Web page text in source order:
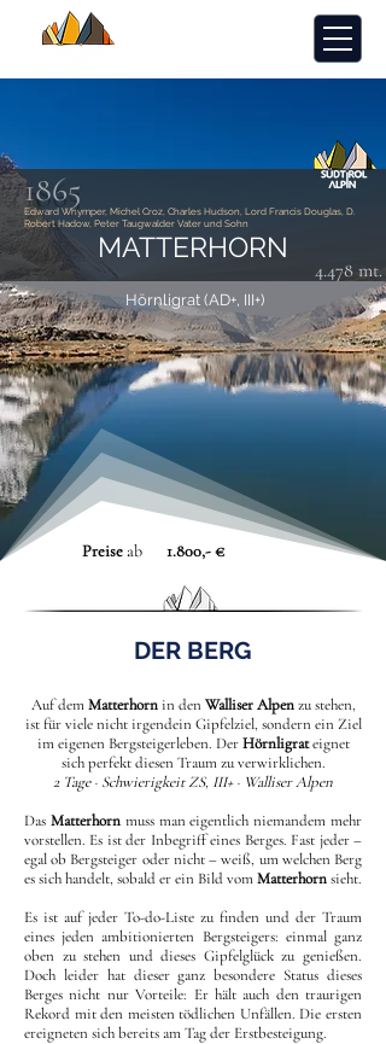
Edward Whymper, Michel Croz, Charles Hudson, Lord Francis Douglas, D.
Robert Hadow, Peter Taugwalder Vater und Sohn
1865
MATTERHORN
4.478 mt.
Hörnligrat (AD+, III+)
Preiseab 1.800,- €
DER BERG
Auf demMatterhornin den Walliser Alpenzu stehen,
ist für viele nicht irgendein Gipfelziel, sondern ein Ziel
im eigenen Bergsteigerleben. DerHörnligrateignet
sich perfekt diesen Traum zu verwirklichen.
2 Tage · Schwierigkeit ZS, III+ · Walliser Alpen
Das Matterhornmuss man eigentlich niemandem mehr
vorstellen. Es ist der Inbegriff eines Berges. Fast jeder –
egal ob Bergsteiger oder nicht – weiß, um welchen Berg
es sich handelt, sobald er ein Bild vomMatterhornsieht.
Es ist auf jeder To-do-Liste zu finden und der Traum
eines jeden ambitionierten Bergsteigers: einmal ganz
oben zu stehen und dieses Gipfelglück zu genießen.
Doch leider hat dieser ganz besondere Status dieses
Berges nicht nur Vorteile: Er hält auch den traurigen
Rekord mit den meisten tödlichen Unfällen. Die ersten
ereigneten sich bereits am Tag der Erstbesteigung.